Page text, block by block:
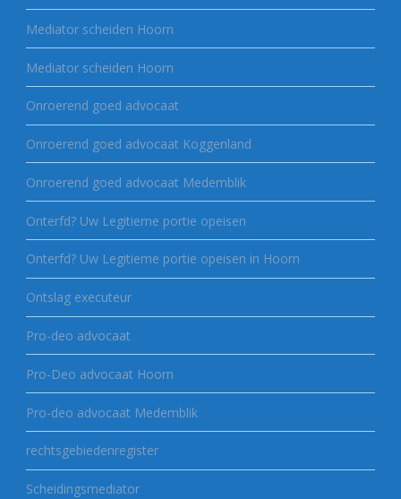
Mediator scheiden Hoorn
Mediator scheiden Hoorn
Onroerend goed advocaat
Onroerend goed advocaat Koggenland
Onroerend goed advocaat Medemblik
Onterfd? Uw Legitieme portie opeisen
Onterfd? Uw Legitieme portie opeisen in Hoorn
Ontslag executeur
Pro-deo advocaat
Pro-Deo advocaat Hoorn
Pro-deo advocaat Medemblik
rechtsgebiedenregister
Scheidingsmediator